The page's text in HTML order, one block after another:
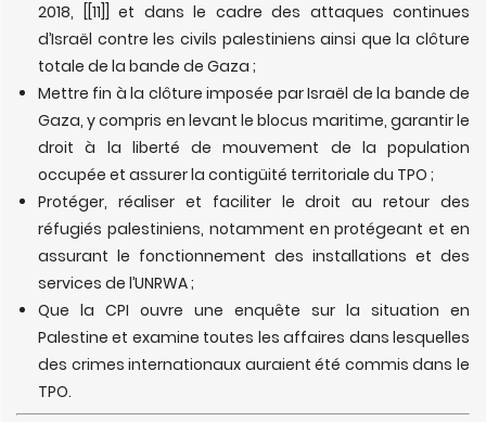
2018, [
[11]] et dans le cadre des attaques continues
d’Israël contre les civils palestiniens ainsi que la clôture
totale de la bande de Gaza ;
Mettre fin à la clôture imposée par Israël de la bande de
Gaza, y compris en levant le blocus maritime, garantir le
droit à la liberté de mouvement de la population
occupée et assurer la contigüité territoriale du TPO ;
Protéger, réaliser et faciliter le droit au retour des
réfugiés palestiniens, notamment en protégeant et en
assurant le fonctionnement des installations et des
services de l’UNRWA ;
Que la CPI ouvre une enquête sur la situation en
Palestine et examine toutes les affaires dans lesquelles
des crimes internationaux auraient été commis dans le
TPO.